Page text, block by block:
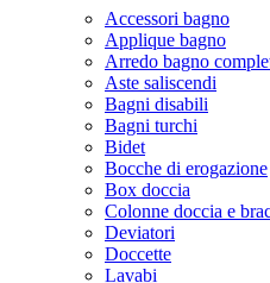
Accessori bagno
Applique bagno
Arredo bagno
Aste saliscendi
Bagni disabili
Bagni turchi
Bidet
Bocche di erogazione
Box doccia
Colonne doccia e
Deviatori
Doccette
Lavabi